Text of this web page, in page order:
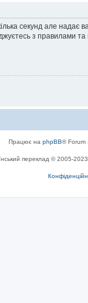
секунд але
з
Працює на phpBB® Forum
переклад © 2005-2023